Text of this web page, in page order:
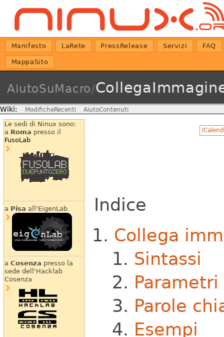
Manifesto LaRete PressRelease Servizi FAQ
MappaSito
AiutoSuMacro/
Wiki: ModificheRecenti AiutoContenuti
Le sedi di Ninux sono:
a Roma presso il
FusoLab
a Pisa all'EigenLab
a Cosenza presso la
sede dell'Hacklab
Cosenza
/
Indice
Collega
Sintassi
Parametri
Parole
Esempi